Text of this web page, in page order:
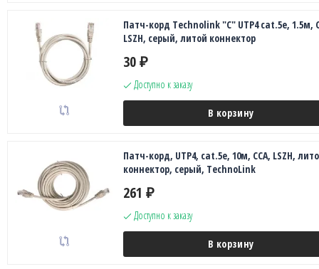
Патч-корд Technolink "C" UTP4 cat.5е, 1.5м,
LSZH, серый, литой коннектор
30 ₽
Доступно к заказу
В корзину
Патч-корд, UTP4, cat.5е, 10м, CCA, LSZH,
коннектор, серый, TechnoLink
261 ₽
Доступно к заказу
В корзину